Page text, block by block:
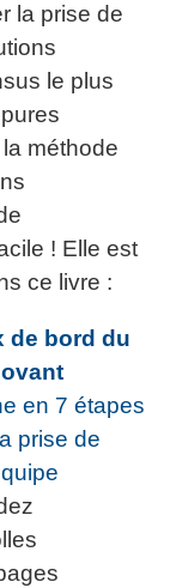
la prise de
le plus
méthode
! Elle est
ce livre :
de bord du
en 7 étapes
prise de